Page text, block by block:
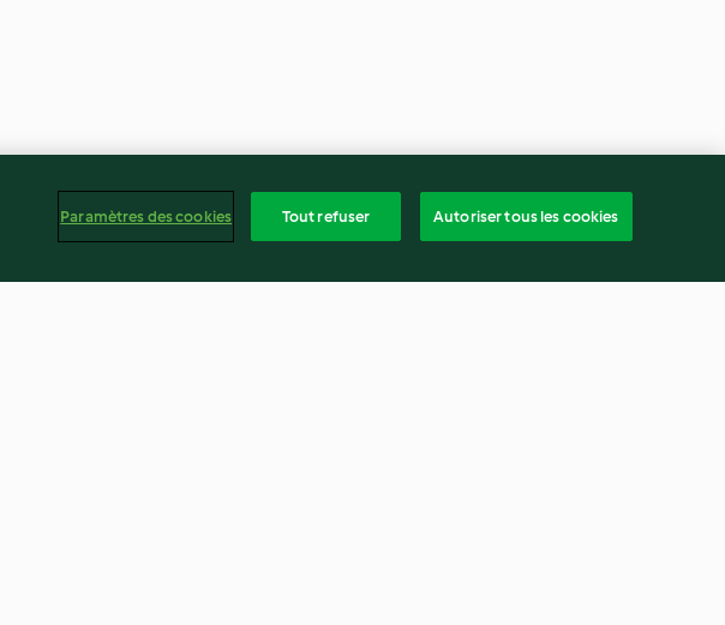
Paramètres des cookies Tout refuser Autoriser tous les cookies